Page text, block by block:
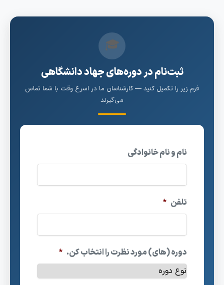
🎓
ثبت‌نام در دوره‌های جهاد دانشگاهی
فرم زیر را تکمیل کنید — کارشناسان ما در اسرع وقت با شما تماس
می‌گیرند
نام و نام خانوادگی
تلفن *
دوره (های) مورد نظرت را انتخاب کن. *